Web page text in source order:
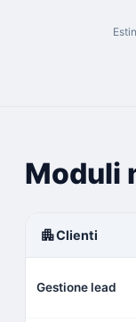
Moduli
apartmentClienti
Gestione lead